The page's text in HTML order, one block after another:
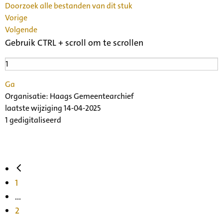
Doorzoek alle bestanden van dit stuk
Vorige
Volgende
Gebruik CTRL + scroll om te scrollen
Ga
Organisatie: Haags Gemeentearchief
laatste wijziging 14-04-2025
1 gedigitaliseerd
1
...
2